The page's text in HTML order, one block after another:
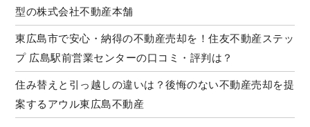
型の株式会社不動産本舗
東広島市で安心・納得の不動産売却を！住友不動産ステッ
プ 広島駅前営業センターの口コミ・評判は？
住み替えと引っ越しの違いは？後悔のない不動産売却を提
案するアウル東広島不動産